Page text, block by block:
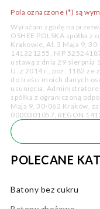
Pola oznaczone (*) są
Wyrażam zgodę na
OSHEE POLSKA spółka
Krakowie, Al. 3 Maja 9,
141321255, NIP
ustawą z dnia 29 sierpnia
U. z 2014 r., poz. 1182 ze
do treści moich danych
usunięcia.
spółka z ograniczoną
Maja 9, 30-062 Kraków,
0000301057, REGON
POLECANE
Batony bez cukru